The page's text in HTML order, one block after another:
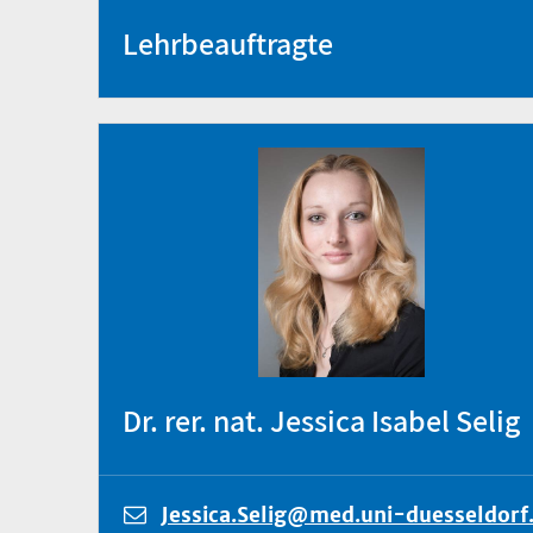
Lehrbeauftragte
Dr. rer. nat. Jessica Isabel Selig
Jessica.Selig@med.uni-